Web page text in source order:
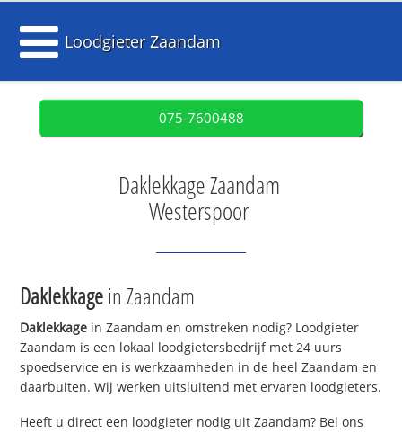
Loodgieter Zaandam
075-7600488
Daklekkage Zaandam
Westerspoor
Daklekkagein Zaandam
Daklekkage in Zaandam en omstreken nodig? Loodgieter
Zaandam is een lokaal loodgietersbedrijf met 24 uurs
spoedservice en is werkzaamheden in de heel Zaandam en
daarbuiten. Wij werken uitsluitend met ervaren loodgieters.
Heeft u direct een loodgieter nodig uit Zaandam? Bel ons